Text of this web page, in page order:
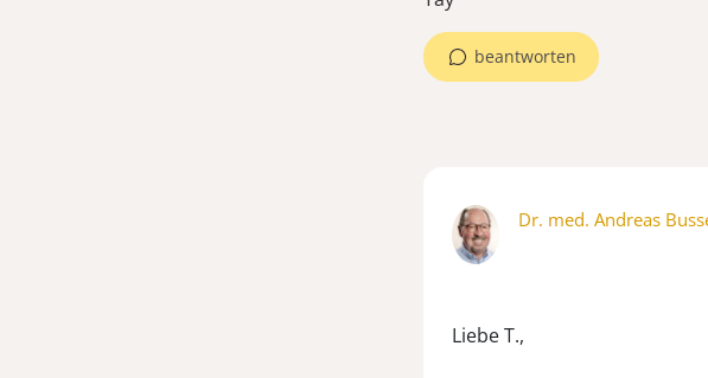
beantworten
Dr. med. Andreas
Liebe T.,